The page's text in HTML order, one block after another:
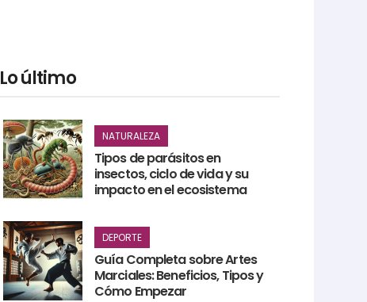
Lo último
NATURALEZA
Tipos de parásitos en
insectos, ciclo de vida y su
impacto en el ecosistema
DEPORTE
Guía Completa sobre Artes
Marciales: Beneficios, Tipos y
Cómo Empezar